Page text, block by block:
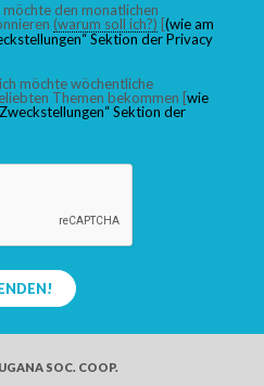
den monatlichen
(warum soll ich?) [(wie am
Sektion der Privacy
möchte wöchentliche
Themen bekommen [wie
Sektion der
SOC. COOP.